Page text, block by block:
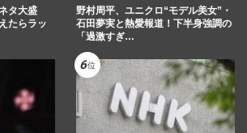
タ大盛
たらラッ
野村周平、ユニクロ“モデル美女”・
石田夢実と熱愛報道！下半身強調の
「過激すぎ…